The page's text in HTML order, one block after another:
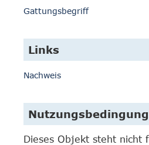
Gattungsbegriff
Links
Nachweis
Dieses Objekt steht nicht